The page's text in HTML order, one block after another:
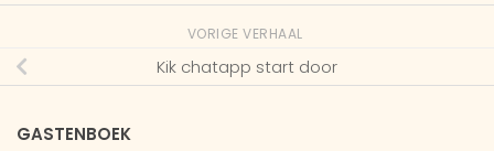
VORIGE VERHAAL
Kik chatapp start door
GASTENBOEK